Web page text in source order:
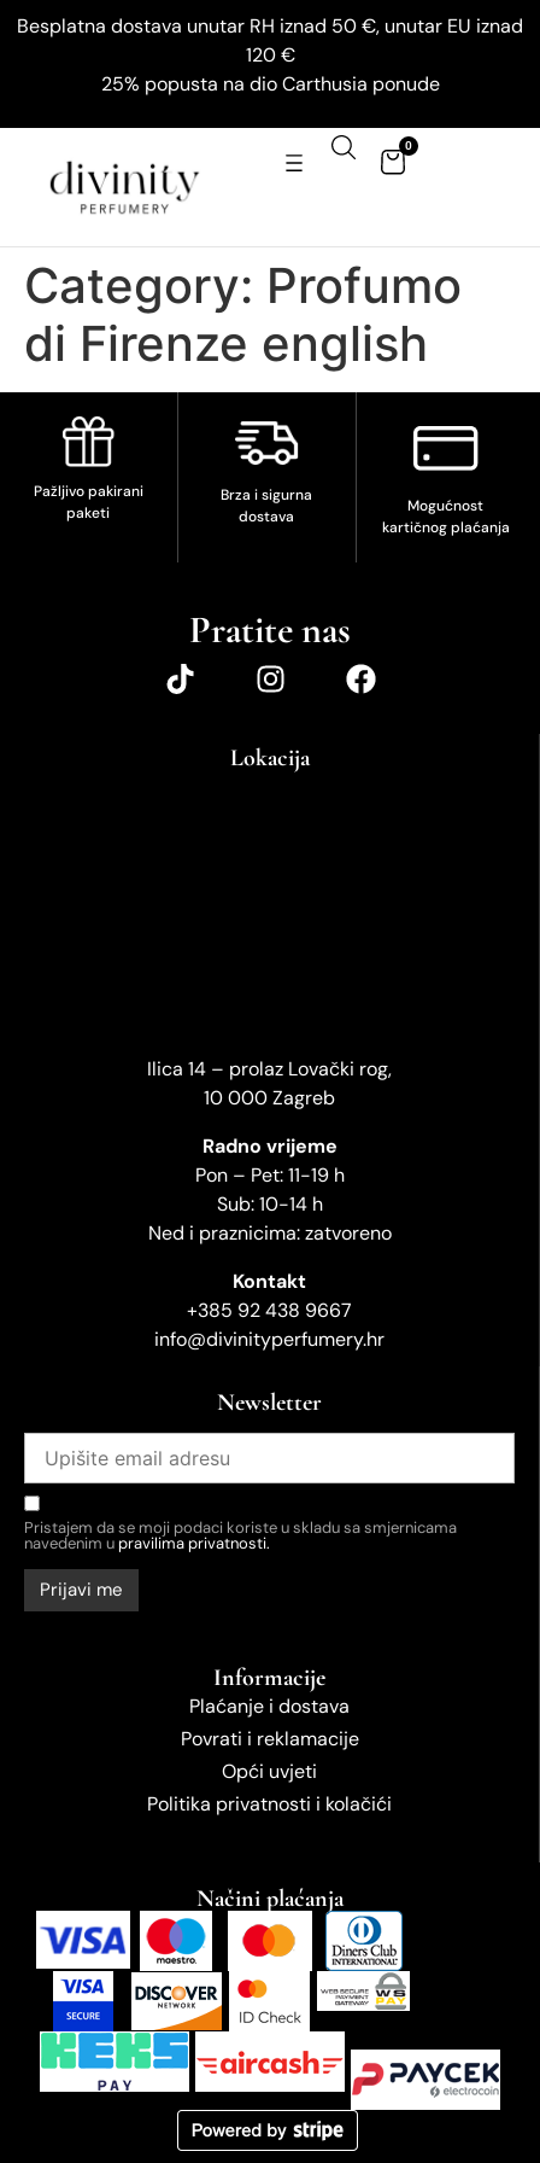
Besplatna dostava unutar RH iznad 50 €, unutar EU iznad
120 €
25% popusta na dio Carthusia ponude
0
Category: Profumo
di Firenze english
Pažljivo pakirani
paketi
Brza i sigurna
dostava
Mogućnost
kartičnog plaćanja
Pratite nas
Lokacija
Ilica 14 – prolaz Lovački rog,
10 000 Zagreb
Radno vrijeme
Pon – Pet: 11-19 h
Sub: 10-14 h
Ned i praznicima: zatvoreno
Kontakt
+385 92 438 9667
info@divinityperfumery.hr
Newsletter
Pristajem da se moji podaci koriste u skladu sa smjernicama
navedenim upravilima privatnosti.
Informacije
Plaćanje i dostava
Povrati i reklamacije
Opći uvjeti
Politika privatnosti i kolačići
Načini plaćanja